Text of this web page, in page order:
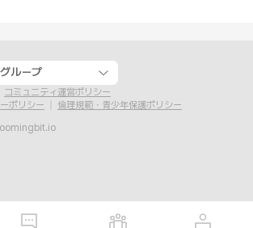
ループ
コミュニティ運営ポリシー
ポリシー
倫理規範・青少年保護ポリシー